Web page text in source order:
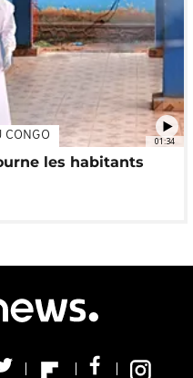
01:34
CONGO
les habitants